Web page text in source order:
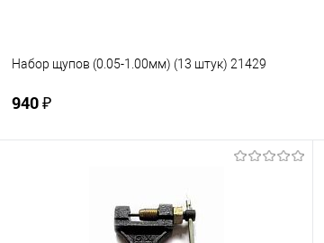
Набор щупов (0.05-1.00мм) (13 штук) 21429
940 ₽
К сравнению